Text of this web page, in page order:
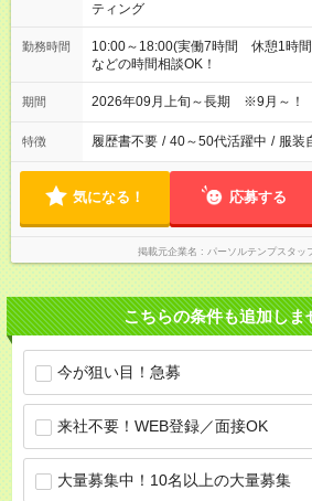
ティング
勤務時間
10:00～18:00(実働7時間 休憩1時
などの時間相談OK！
期間 2026年09月上旬～長期 ※9月～！
特徴 履歴書不要 / 40～50代活躍中 / 服装
気になる！ 応募する
掲載元企業名 パーソルテンプスタッ
こちらの条件も追加しま
今が狙い目！急募
来社不要！WEB登録／面接OK
大量募集中！10名以上の大量募集